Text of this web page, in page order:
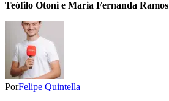
Teófilo Otoni e Maria Fernanda Ramos
PorFelipe Quintella